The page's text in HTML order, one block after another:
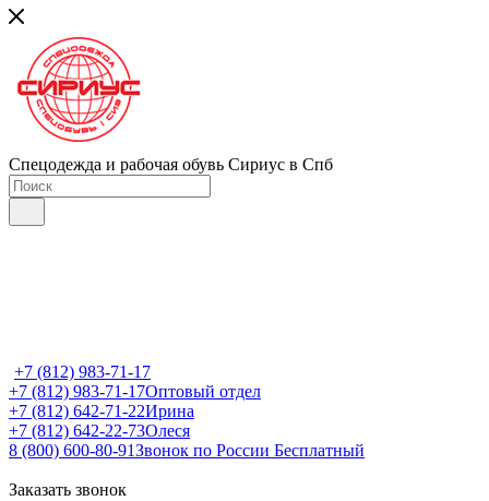
Спецодежда и рабочая обувь Сириус в Спб
+7 (812) 983-71-17
+7 (812) 983-71-17Оптовый отдел
+7 (812) 642-71-22Ирина
+7 (812) 642-22-73Олеся
8 (800) 600-80-91Звонок по России Бесплатный
Заказать звонок